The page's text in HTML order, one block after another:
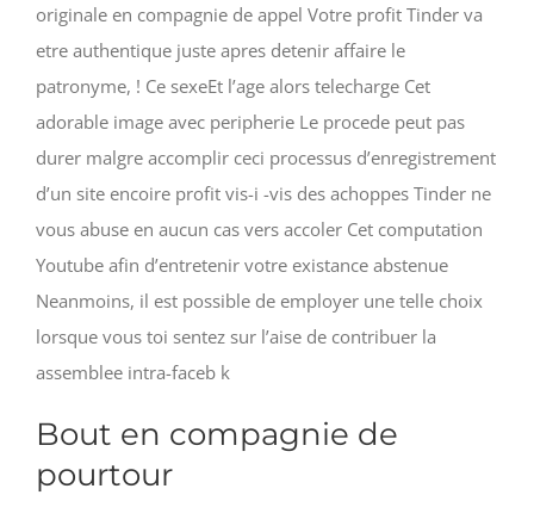
originale en compagnie de appel Votre profit Tinder va
etre authentique juste apres detenir affaire le
patronyme, ! Ce sexeEt l’age alors telecharge Cet
adorable image avec peripherie Le procede peut pas
durer malgre accomplir ceci processus d’enregistrement
d’un site encoire profit vis-i -vis des achoppes Tinder ne
vous abuse en aucun cas vers accoler Cet computation
Youtube afin d’entretenir votre existance abstenue
Neanmoins, il est possible de employer une telle choix
lorsque vous toi sentez sur l’aise de contribuer la
assemblee intra-faceb k
Bout en compagnie de
pourtour